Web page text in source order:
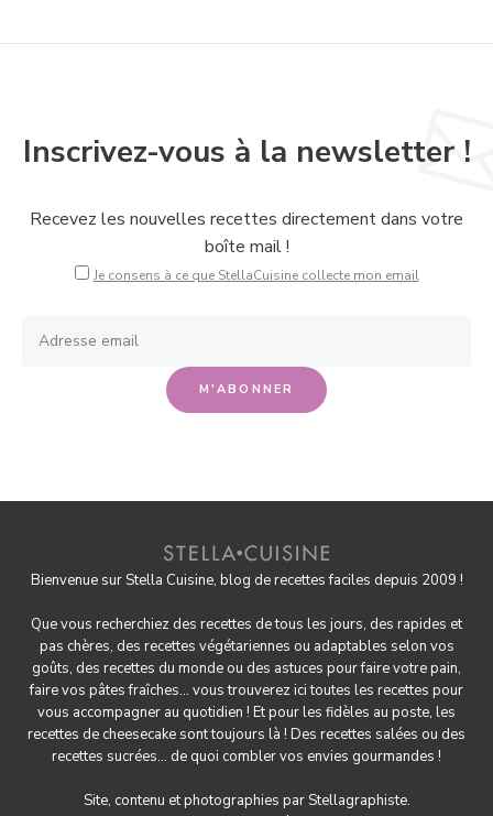
Inscrivez-vous à la newsletter !
Recevez les nouvelles recettes directement dans votre
boîte mail !
Je consens à ce que StellaCuisine collecte mon email
Bienvenue sur Stella Cuisine, blog de recettes faciles depuis 2009 !
Que vous recherchiez des recettes de tous les jours, des rapides et
pas chères, des recettes végétariennes ou adaptables selon vos
goûts, des recettes du monde ou des astuces pourfaire votre pain,
fairevos pâtes fraîches... vous trouverez ici toutes les recettes pour
vous accompagner au quotidien ! Et pour les fidèles au poste, les
recettes de cheesecake sont toujours là ! Des recettes salées ou des
recettes sucrées... de quoi combler vos envies gourmandes !
Site, contenu et photographies parStellagraphiste.